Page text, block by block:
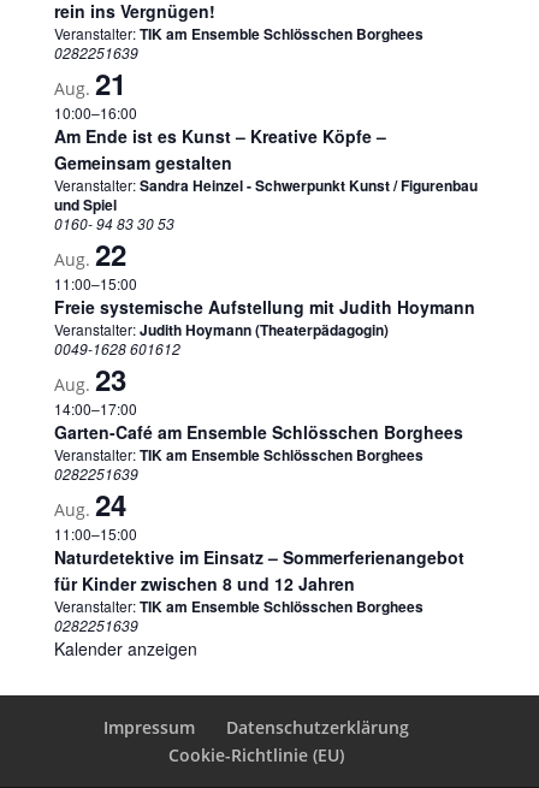
rein ins Vergnügen!
Veranstalter:TIK am Ensemble Schlösschen Borghees
0282251639
Aug. 21
10:00–16:00
Am Ende ist es Kunst – Kreative Köpfe –
Gemeinsam gestalten
Veranstalter:Sandra Heinzel - Schwerpunkt Kunst / Figurenbau
und Spiel
0160- 94 83 30 53
Aug. 22
11:00–15:00
Freie systemische Aufstellung mit Judith Hoymann
Veranstalter:Judith Hoymann (Theaterpädagogin)
0049-1628 601612
Aug. 23
14:00–17:00
Garten-Café am Ensemble Schlösschen Borghees
Veranstalter:TIK am Ensemble Schlösschen Borghees
0282251639
Aug. 24
11:00–15:00
Naturdetektive im Einsatz – Sommerferienangebot
für Kinder zwischen 8 und 12 Jahren
Veranstalter:TIK am Ensemble Schlösschen Borghees
0282251639
Kalender anzeigen
Impressum
Datenschutzerklärung
Cookie-Richtlinie (EU)